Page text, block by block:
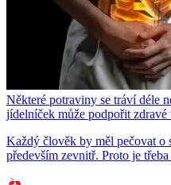
Některé potraviny se tráví déle
jídelníček může podpořit zdravé
Každý člověk by měl pečovat o
především zevnitř. Proto je